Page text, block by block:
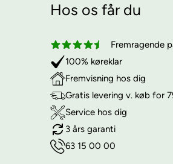
Hos os får du
Fremragende
100% køreklar
Fremvisning hos dig
Gratis levering v. køb for
Service hos dig
3 års garanti
63 15 00 00